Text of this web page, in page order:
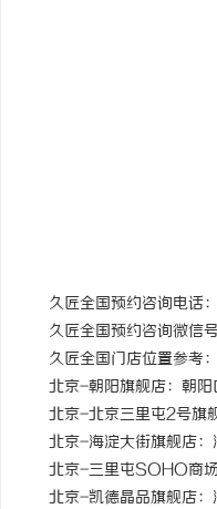
久匠全国预约咨询电话
久匠全国预约咨询微信
久匠全国门店位置参考：
北京-朝阳旗舰店：朝阳
北京-北京三里屯2号旗舰
北京-海淀大街旗舰店：
北京-三里屯SOHO商场
北京-凯德晶品旗舰店：